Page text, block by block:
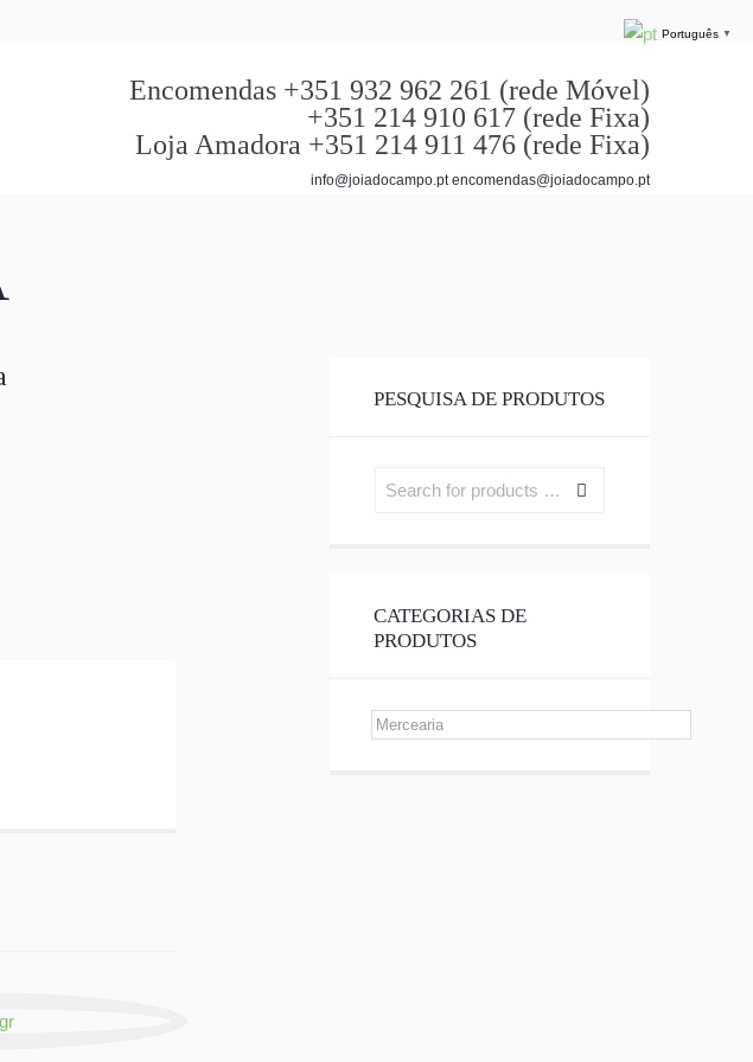
Encomendas +351 932 962 261 (rede Móvel)
+351 214 910 617 (rede Fixa)
Loja Amadora +351 214 911 476 (rede Fixa)
info@joiadocampo.pt encomendas@joiadocampo.pt
PESQUISA DE PRODUTOS
CATEGORIAS DE
PRODUTOS
Português ▼